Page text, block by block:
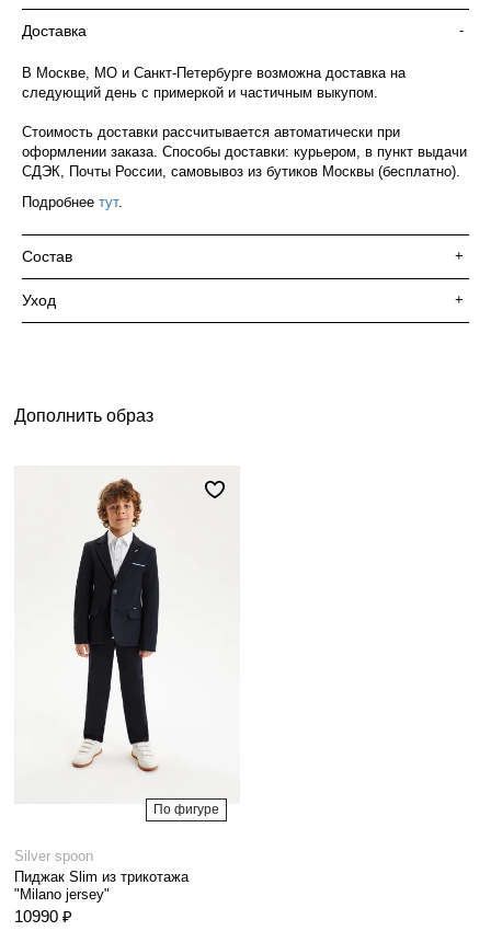
Доставка -
В Москве, МО и Санкт-Петербурге возможна доставка на
следующий день с примеркой и частичным выкупом.
Стоимость доставки рассчитывается автоматически при
оформлении заказа. Способы доставки: курьером, в пункт выдачи
СДЭК, Почты России, самовывоз из бутиков Москвы (бесплатно).
Подробнее тут.
Состав +
Уход +
Дополнить образ
По фигуре
Silver spoon
Пиджак Slim из трикотажа
"Milano jersey"
10990 ₽